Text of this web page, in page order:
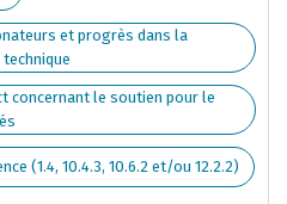
et progrès dans la
concernant le soutien pour le
(1.4, 10.4.3, 10.6.2 et/ou 12.2.2)